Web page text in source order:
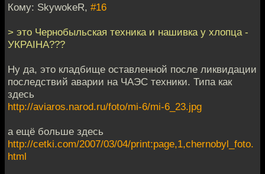
Кому: SkywokeR, #16
> это Чернобыльская техника и нашивка у хлопца -
УКРАIНА???
Ну да, это кладбище оставленной после ликвидации
последствий аварии на ЧАЭС техники. Типа как
здесь
http://aviaros.narod.ru/foto/mi-6/mi-6_23.jpg
а ещё больше здесь
http://cetki.com/2007/03/04/print:page,1,chernobyl_foto.
html